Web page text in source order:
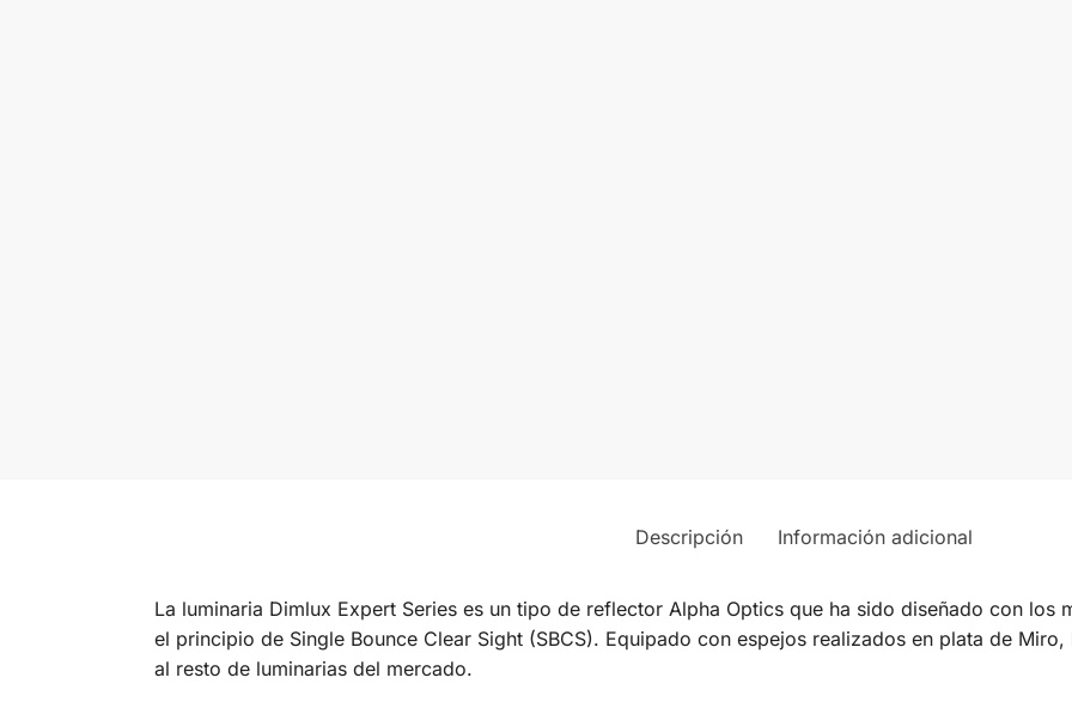
Descripción Información adicional
La luminaria Dimlux Expert Series es un tipo de reflector Alpha Optics que ha sido diseñado con los
el principio de Single Bounce Clear Sight (SBCS). Equipado con espejos realizados en plata de
al resto de luminarias del mercado.